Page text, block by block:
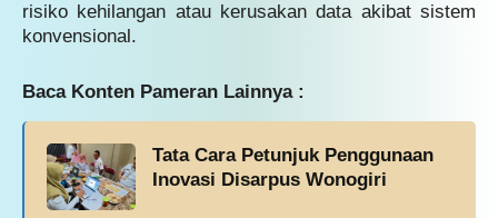
risiko kehilangan atau kerusakan data akibat sistem
konvensional.
Baca Konten Pameran Lainnya :
Tata Cara Petunjuk Penggunaan
Inovasi Disarpus Wonogiri